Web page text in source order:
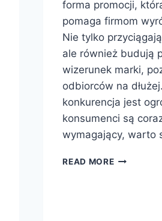
forma promocji,
pomaga firmom
Nie tylko
ale również budują
wizerunek marki,
odbiorców na
konkurencja jest
konsumenci są
wymagający, warto
READ MORESŁODYCZE